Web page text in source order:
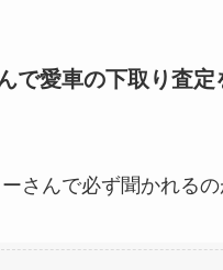
で愛車の下取り査定
さんで必ず聞かれるの